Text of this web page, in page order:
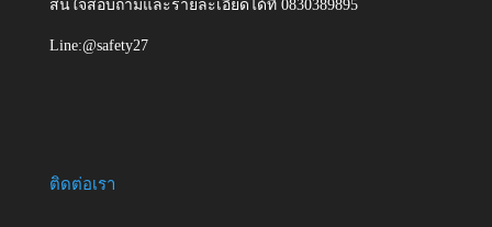
สนใจสอบถามและรายละเอียดได้ที่ 0830389895
Line:@safety27
ติดต่อเรา